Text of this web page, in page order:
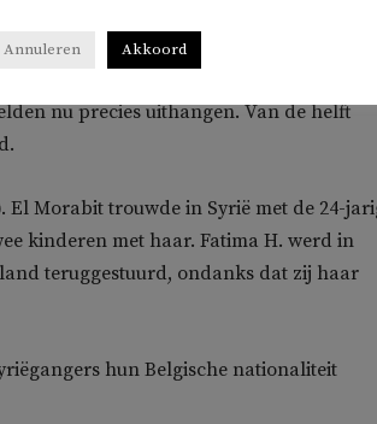
In 2015 werden ze bij
nu precies uithangen. Van de helft
El Morabit trouwde in Syrië met de 24-
kinderen met haar. Fatima H. werd in
teruggestuurd, ondanks dat zij haar
hun Belgische nationaliteit
Annuleren Akkoord